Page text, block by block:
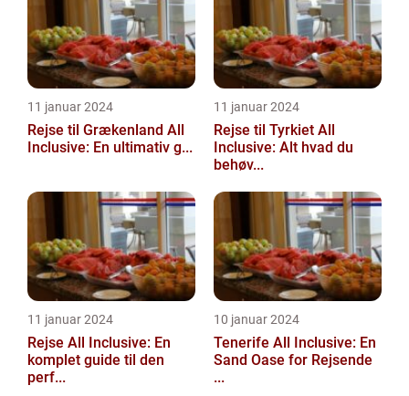
11 januar 2024
Rejse til Grækenland All
Inclusive: En ultimativ g...
11 januar 2024
Rejse til Tyrkiet All
Inclusive: Alt hvad du
behøv...
11 januar 2024
Rejse All Inclusive: En
komplet guide til den
perf...
10 januar 2024
Tenerife All Inclusive: En
Sand Oase for Rejsende
...